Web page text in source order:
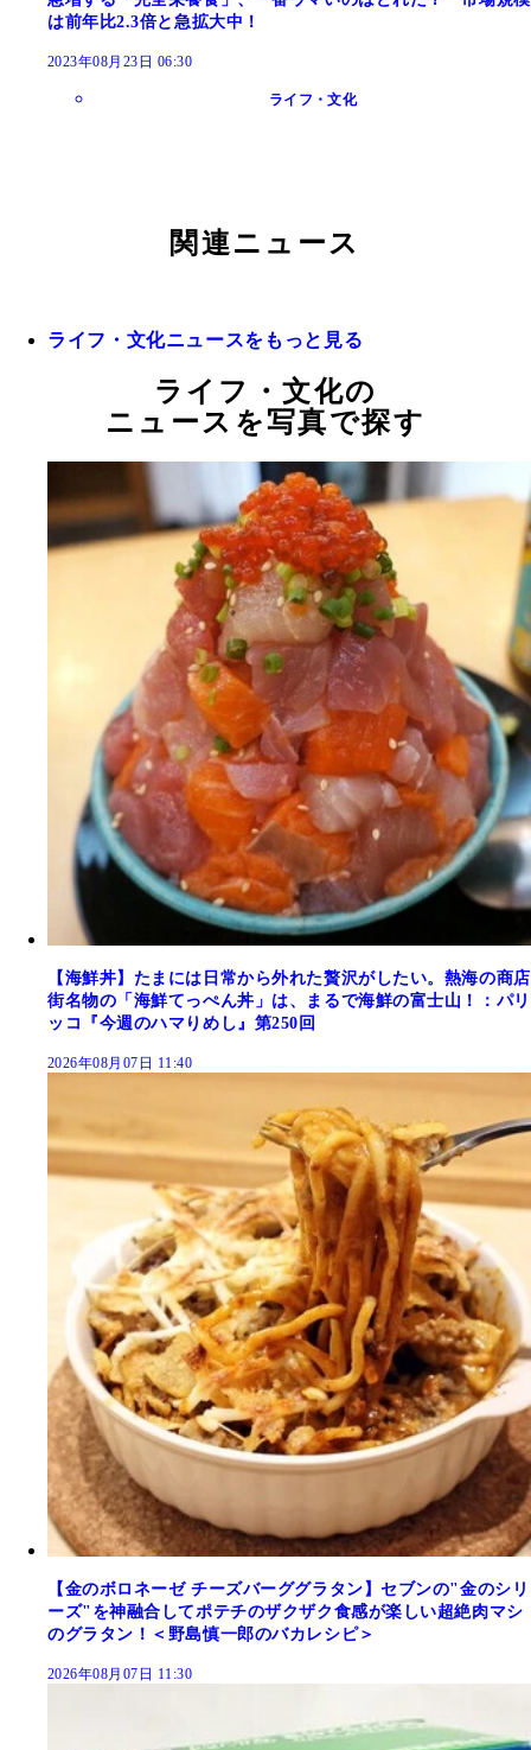
は前年比2.3倍と急拡大中！
2023年08月23日 06:30
ライフ・文化
関連ニュース
ライフ・文化ニュースをもっと見る
ライフ・文化の
ニュースを写真で探す
【海鮮丼】たまには日常から外れた贅沢がしたい。熱海の商店
街名物の「海鮮てっぺん丼」は、まるで海鮮の富士山！：パリ
ッコ『今週のハマりめし』第250回
2026年08月07日 11:40
【金のボロネーゼ チーズバーググラタン】セブンの"金のシリ
ーズ"を神融合してポテチのザクザク食感が楽しい超絶肉マシ
のグラタン！＜野島慎一郎のバカレシピ＞
2026年08月07日 11:30